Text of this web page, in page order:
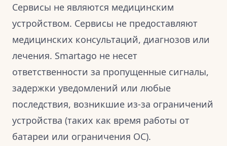
Сервисы не являются медицинским
устройством. Сервисы не предоставляют
медицинских консультаций, диагнозов или
лечения. Smartago не несет
ответственности за пропущенные сигналы,
задержки уведомлений или любые
последствия, возникшие из-за ограничений
устройства (таких как время работы от
батареи или ограничения ОС).